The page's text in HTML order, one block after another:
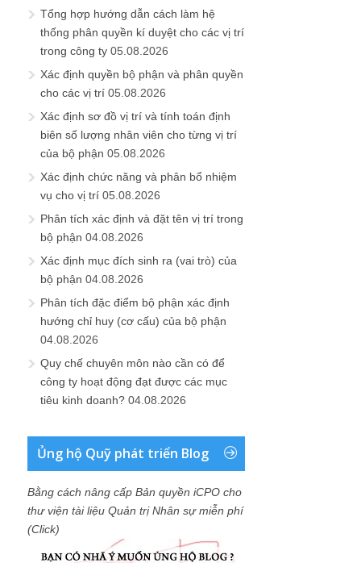
Tổng hợp hướng dẫn cách làm hệ
thống phân quyền kí duyệt cho các vị trí
trong công ty 05.08.2026
Xác định quyền bộ phận và phân quyền
cho các vị trí 05.08.2026
Xác định sơ đồ vị trí và tính toán định
biên số lượng nhân viên cho từng vị trí
của bộ phận 05.08.2026
Xác định chức năng và phân bổ nhiệm
vụ cho vị trí 05.08.2026
Phân tích xác định và đặt tên vị trí trong
bộ phận 04.08.2026
Xác định mục đích sinh ra (vai trò) của
bộ phận 04.08.2026
Phân tích đặc điểm bộ phận xác định
hướng chỉ huy (cơ cấu) của bộ phận
04.08.2026
Quy chế chuyên môn nào cần có để
công ty hoạt động đạt được các mục
tiêu kinh doanh? 04.08.2026
Ủng hộ Quỹ phát triển Blog
Bằng cách nâng cấp Bản quyền iCPO cho
thư viện tài liệu Quản trị Nhân sự miễn phí
(Click)